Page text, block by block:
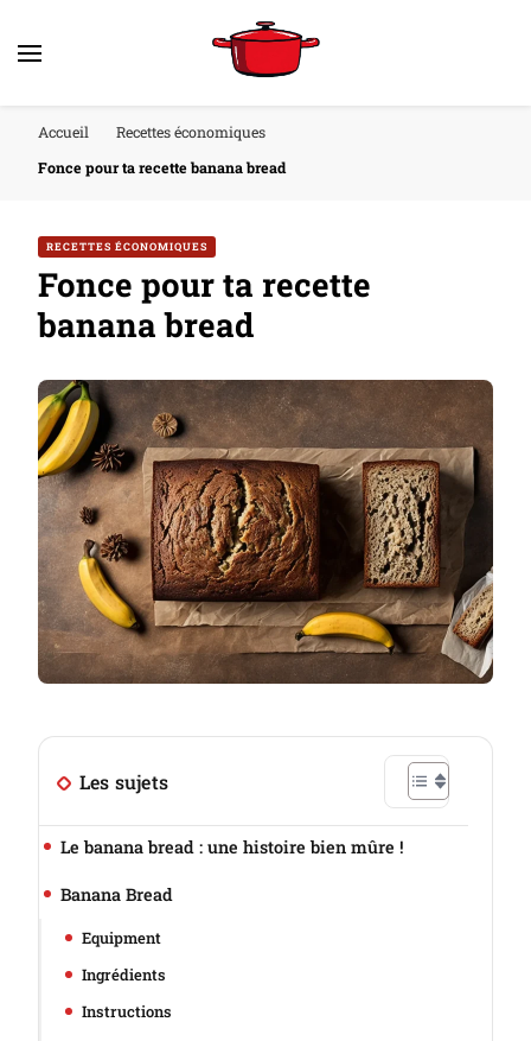
Accueil
Recettes économiques
Fonce pour ta recette banana bread
RECETTES ÉCONOMIQUES
Fonce pour ta recette
banana bread
Les sujets
Le banana bread : une histoire bien mûre !
Banana Bread
Equipment
Ingrédients
Instructions